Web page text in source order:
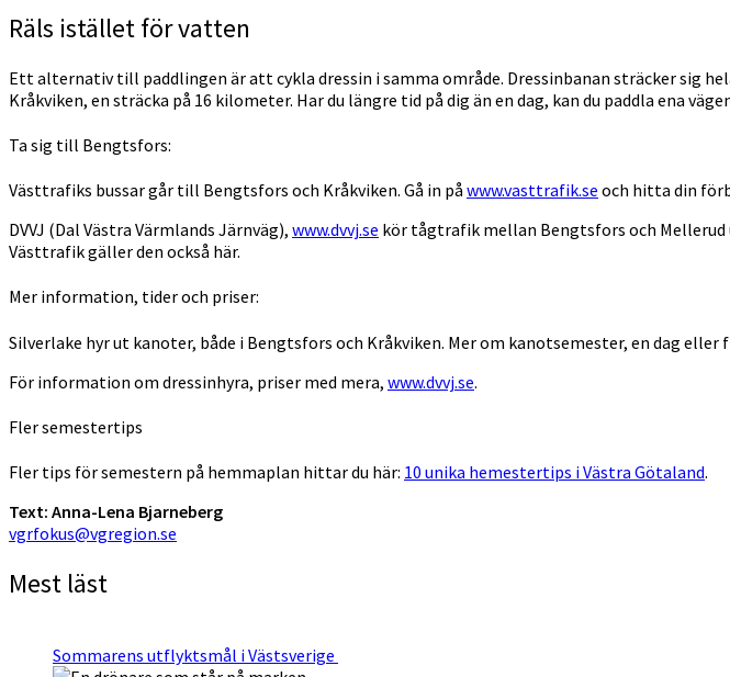
Räls istället för vatten
Ett alternativ till paddlingen är att cykla dressin i samma område. Dressinbanan sträcker sig
Kråkviken, en sträcka på 16 kilometer. Har du längre tid på dig än en dag, kan du paddla ena
Ta sig till Bengtsfors:
Västtrafiks bussar går till Bengtsfors och Kråkviken. Gå in på www.vasttrafik.se och hitta din
DVVJ (Dal Västra Värmlands Järnväg), www.dvvj.se kör tågtrafik mellan Bengtsfors och
Västtrafik gäller den också här.
Mer information, tider och priser:
Silverlake hyr ut kanoter, både i Bengtsfors och Kråkviken. Mer om kanotsemester, en dag eller
För information om dressinhyra, priser med mera, www.dvvj.se.
Fler semestertips
Fler tips för semestern på hemmaplan hittar du här: 10 unika hemestertips i Västra Götaland.
Text: Anna-Lena Bjarneberg
vgrfokus@vgregion.se
Mest läst
Sommarens utflyktsmål i Västsverige